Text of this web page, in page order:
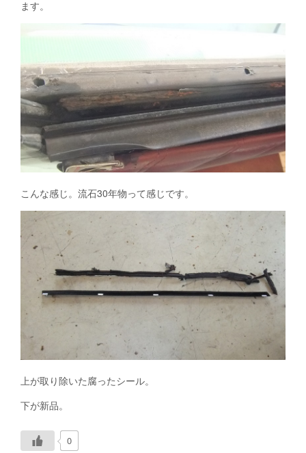
ます。
こんな感じ。流石30年物って感じです。
上が取り除いた腐ったシール。
下が新品。
0